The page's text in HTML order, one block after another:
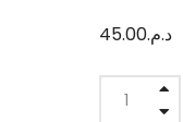
د.م.45.00